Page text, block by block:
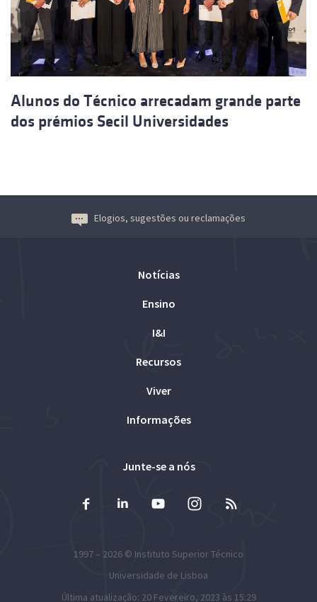
Alunos do Técnico arrecadam grande parte
dos prémios Secil Universidades
Elogios, sugestões ou reclamações
Notícias
Ensino
I&I
Recursos
Viver
Informações
Junte-se a nós
1997 – 2026 © Instituto Superior Técnico
Universidade de Lisboa
Última atualização: 20 Fevereiro, 2023 às 15:29